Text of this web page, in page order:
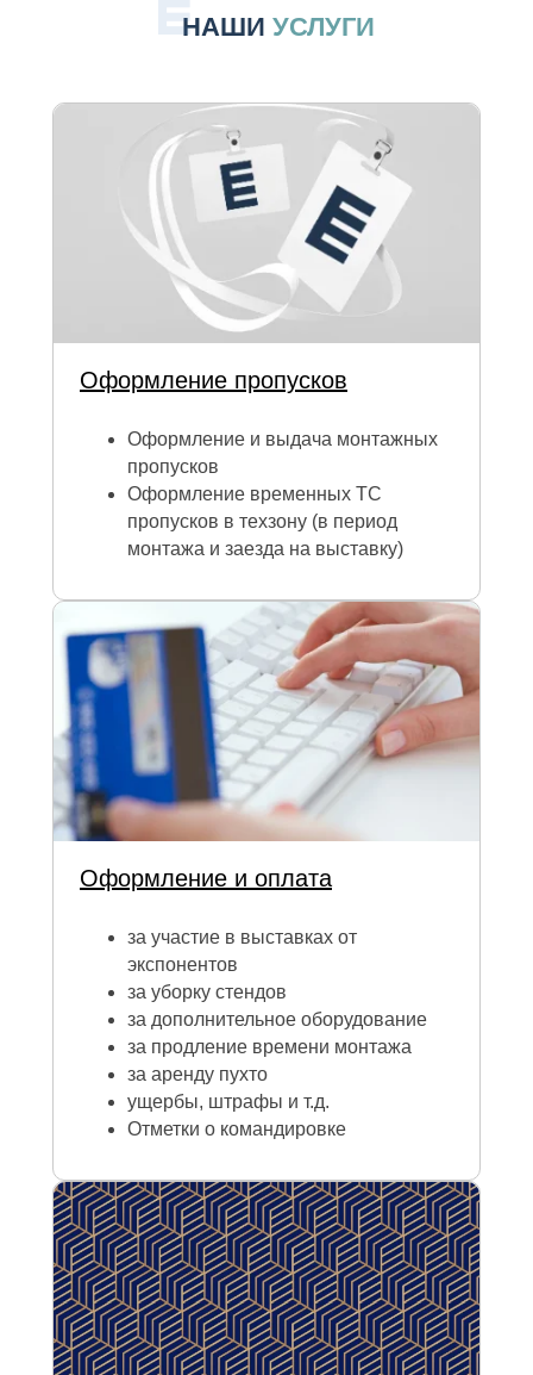
НАШИ УСЛУГИ
Оформление пропусков
Оформление и выдача монтажных
пропусков
Оформление временных ТС
пропусков в техзону (в период
монтажа и заезда на выставку)
Оформление и оплата
за участие в выставках от
экспонентов
за уборку стендов
за дополнительное оборудование
за продление времени монтажа
за аренду пухто
ущербы, штрафы и т.д.
Отметки о командировке